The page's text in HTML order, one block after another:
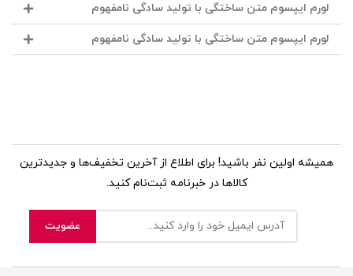
لورم ایپسوم متن ساختگی با تولید سادگی نامفهوم
لورم ایپسوم متن ساختگی با تولید سادگی نامفهوم
همیشه اولین نفر باشید! برای اطلاع از آخرین تخفیف‌ها و جدیدترین
کالاها در خبرنامه ثبت‌نام کنید.